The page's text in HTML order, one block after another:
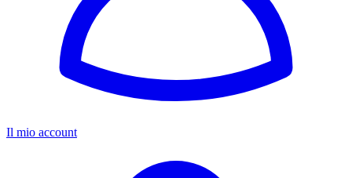
Il mio account